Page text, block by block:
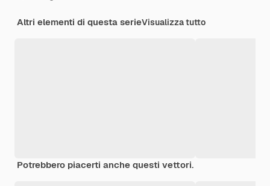
Altri elementi di questa serieVisualizza tutto
Potrebbero piacerti anche questi vettori.